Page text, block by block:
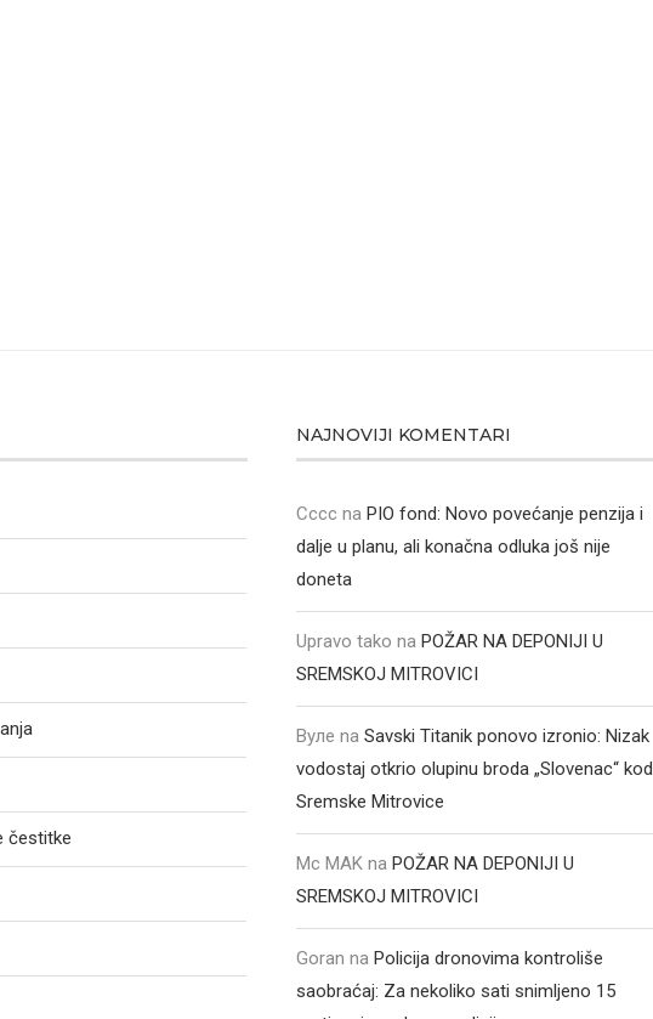
čestitke
NAJNOVIJI KOMENTARI
Cccc naPIO fond: Novo povećanje penzija i
dalje u planu, ali konačna odluka još nije
doneta
Upravo tako naPOŽAR NA DEPONIJI U
SREMSKOJ MITROVICI
Вуле naSavski Titanik ponovo izronio: Nizak
vodostaj otkrio olupinu broda „Slovenac“ kod
Sremske Mitrovice
Mc MAK naPOŽAR NA DEPONIJI U
SREMSKOJ MITROVICI
Goran naPolicija dronovima kontroliše
saobraćaj: Za nekoliko sati snimljeno 15